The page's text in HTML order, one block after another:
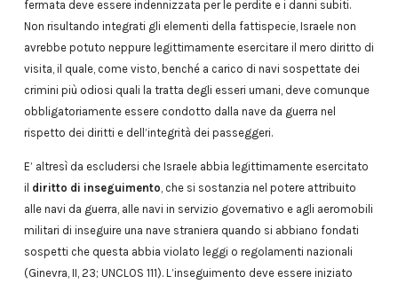
fermata deve essere indennizzata per le perdite e i danni subiti.
Non risultando integrati gli elementi della fattispecie, Israele non
avrebbe potuto neppure legittimamente esercitare il mero diritto di
visita, il quale, come visto, benché a carico di navi sospettate dei
crimini più odiosi quali la tratta degli esseri umani, deve comunque
obbligatoriamente essere condotto dalla nave da guerra nel
rispetto dei diritti e dell’integrità dei passeggeri.
E’ altresì da escludersi che Israele abbia legittimamente esercitato
il diritto di inseguimento, che si sostanzia nel potere attribuito
alle navi da guerra, alle navi in servizio governativo e agli aeromobili
militari di inseguire una nave straniera quando si abbiano fondati
sospetti che questa abbia violato leggi o regolamenti nazionali
(Ginevra, II, 23; UNCLOS 111). L’inseguimento deve essere iniziato